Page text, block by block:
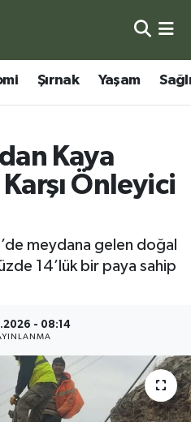
Şırnak Yaşam
Kaya
Önleyici
meydana gelen doğal
14’lük bir paya sahip
- 08:14
Haritası
ve Fikstür